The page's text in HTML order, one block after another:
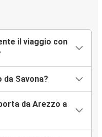
il viaggio con
da Savona?
da Arezzo a